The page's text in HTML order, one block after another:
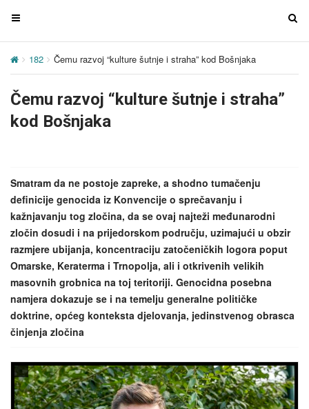
T
g
e
n
g
a
t
i
o
n
T
i
182 Čemu razvoj “kulture šutnje i straha” kod Bošnjaka
Čemu razvoj “kulture šutnje i straha”
kod Bošnjaka
Smatram da ne postoje zapreke, a shodno tumačenju
definicije genocida iz Konvencije o sprečavanju i
kažnjavanju tog zločina, da se ovaj najteži međunarodni
zločin dosudi i na prijedorskom području, uzimajući u obzir
razmjere ubijanja, koncentraciju zatočeničkih logora poput
Omarske, Keraterma i Trnopolja, ali i otkrivenih velikih
masovnih grobnica na toj teritoriji. Genocidna posebna
namjera dokazuje se i na temelju generalne političke
doktrine, općeg konteksta djelovanja, jedinstvenog obrasca
činjenja zločina